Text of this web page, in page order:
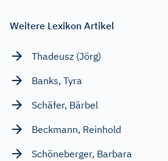
Weitere Lexikon Artikel
Thadeusz (Jörg)
Banks, Tyra
Schäfer, Bärbel
Beckmann, Reinhold
Schöneberger, Barbara